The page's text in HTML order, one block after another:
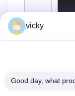
vicky
Good day, what